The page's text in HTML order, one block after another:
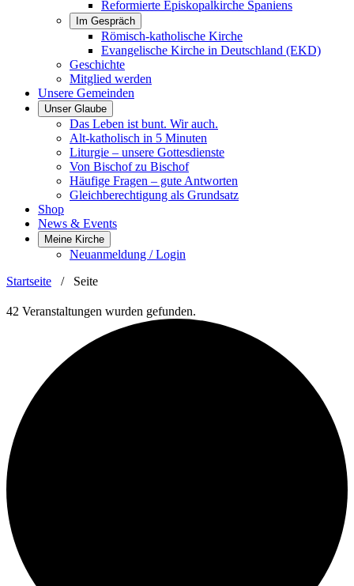
Reformierte Episkopalkirche Spaniens
Im Gespräch
Römisch-katholische Kirche
Evangelische Kirche in Deutschland (EKD)
Geschichte
Mitglied werden
Unsere Gemeinden
Unser Glaube
Das Leben ist bunt. Wir auch.
Alt-katholisch in 5 Minuten
Liturgie – unsere Gottesdienste
Von Bischof zu Bischof
Häufige Fragen – gute Antworten
Gleichberechtigung als Grundsatz
Shop
News & Events
Meine Kirche
Neuanmeldung / Login
Startseite / Seite
42 Veranstaltungen wurden gefunden.